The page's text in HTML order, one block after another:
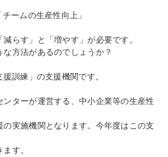
ームの生産性向上」
らす」と「増やす」が必要です。
方法があるのでしょうか？
訓練」の支援機関です。
ターが運営する、中小企業等の生産性
実施機関となります。今年度はこの支
す。